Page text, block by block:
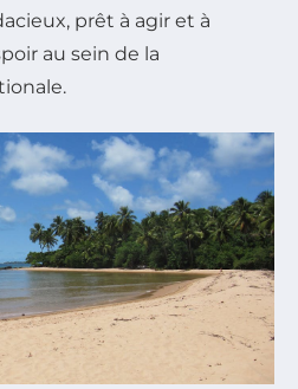
prêt à agir et à
au sein de la